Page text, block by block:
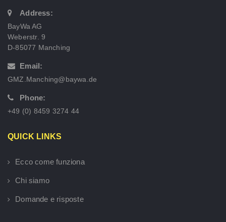
Address:
BayWa AG
Weberstr. 9
D-85077 Manching
Email:
GMZ.Manching@baywa.de
Phone:
+49 (0) 8459 3274 44
QUICK LINKS
Ecco come funziona
Chi siamo
Domande e risposte